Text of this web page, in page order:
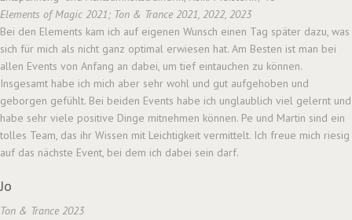
Elements of Magic 2021; Ton & Trance 2021, 2022, 2023
Bei den Elements kam ich auf eigenen Wunsch einen Tag später dazu, was
sich für mich als nicht ganz optimal erwiesen hat. Am Besten ist man bei
allen Events von Anfang an dabei, um tief eintauchen zu können.
Insgesamt habe ich mich aber sehr wohl und gut aufgehoben und
geborgen gefühlt. Bei beiden Events habe ich unglaublich viel gelernt und
habe sehr viele positive Dinge mitnehmen können. Pe und Martin sind ein
tolles Team, das ihr Wissen mit Leichtigkeit vermittelt. Ich freue mich riesig
auf das nächste Event, bei dem ich dabei sein darf.
Jo
Ton & Trance 2023